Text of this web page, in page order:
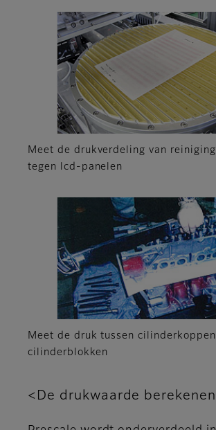
Meet de drukverdeling van
tegen lcd-panelen
Meet de druk tussen cilinderkoppen
cilinderblokken
<De drukwaarde